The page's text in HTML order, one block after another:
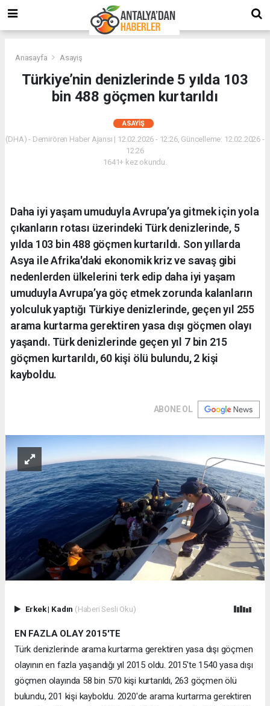
Anasayfa Asayiş
Türkiye’nin denizlerinde 5 yılda 103
bin 488 göçmen kurtarıldı
ASAYIŞ
(DHA) - Demirören Haber Ajansı | 12.02.2026 - 12:26, Güncelleme: 12.02.2026 -
12:26
1641+ kez okundu.
Daha iyi yaşam umuduyla Avrupa’ya gitmek için yola
çıkanların rotası üzerindeki Türk denizlerinde, 5
yılda 103 bin 488 göçmen kurtarıldı. Son yıllarda
Asya ile Afrika'daki ekonomik kriz ve savaş gibi
nedenlerden ülkelerini terk edip daha iyi yaşam
umuduyla Avrupa’ya göç etmek zorunda kalanların
yolculuk yaptığı Türkiye denizlerinde, geçen yıl 255
arama kurtarma gerektiren yasa dışı göçmen olayı
yaşandı. Türk denizlerinde geçen yıl 7 bin 215
göçmen kurtarıldı, 60 kişi ölü bulundu, 2 kişi
kayboldu.
ABONE OL
Erkek| Kadın (Haberi Sesli Oku)
EN FAZLA OLAY 2015'TE
Türk denizlerinde arama kurtarma gerektiren yasa dışı göçmen
olayının en fazla yaşandığı yıl 2015 oldu. 2015'te 1540 yasa dışı
göçmen olayında 58 bin 570 kişi kurtarıldı, 263 göçmen ölü
bulundu, 201 kişi kayboldu. 2020'de arama kurtarma gerektiren